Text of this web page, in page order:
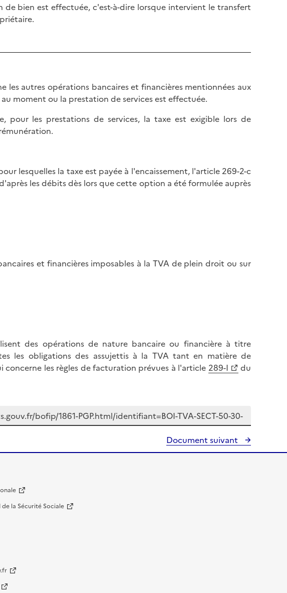
bien est effectuée, c'est-à-dire lorsque intervient le transfert
les autres opérations bancaires et financières mentionnées aux
moment ou la prestation de services est effectuée.
pour les prestations de services, la taxe est exigible lors de
lesquelles la taxe est payée à l'encaissement, l'article 269-2-c
les débits dès lors que cette option a été formulée auprès
et financières imposables à la TVA de plein droit ou sur
des opérations de nature bancaire ou financière à titre
les obligations des assujettis à la TVA tant en matière de
concerne les règles de facturation prévues à l'article 289-I
du
Document suivant
la Sécurité Sociale